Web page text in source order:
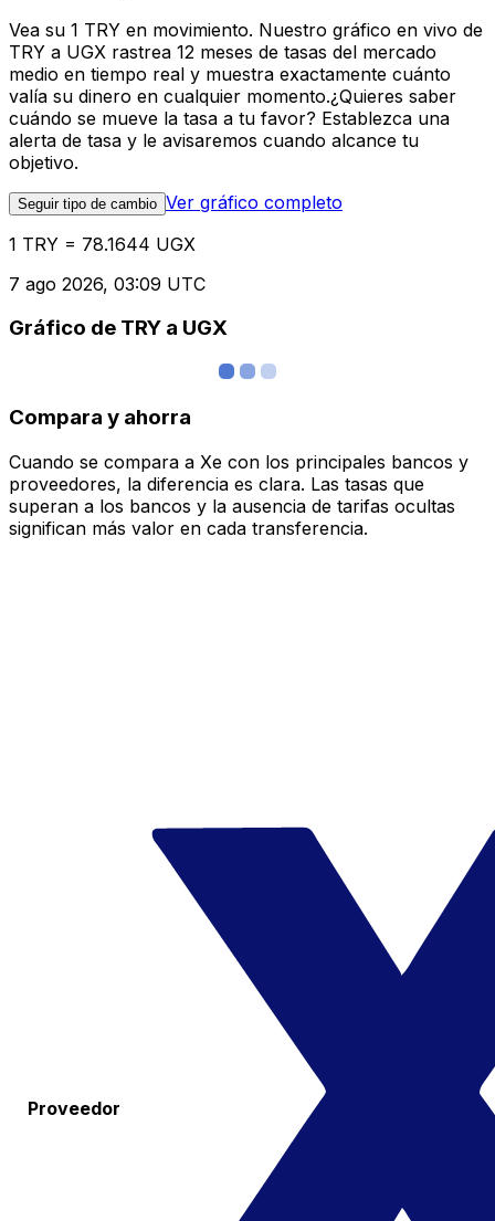
Vea su 1 TRY en movimiento. Nuestro gráfico en vivo de
TRY a UGX rastrea 12 meses de tasas del mercado
medio en tiempo real y muestra exactamente cuánto
valía su dinero en cualquier momento.¿Quieres saber
cuándo se mueve la tasa a tu favor? Establezca una
alerta de tasa y le avisaremos cuando alcance tu
objetivo.
Seguir tipo de cambio Ver gráfico completo
1 TRY = 78.1644 UGX
7 ago 2026, 03:09 UTC
Gráfico de TRY a UGX
Compara y ahorra
Cuando se compara a Xe con los principales bancos y
proveedores, la diferencia es clara. Las tasas que
superan a los bancos y la ausencia de tarifas ocultas
significan más valor en cada transferencia.
Proveedor